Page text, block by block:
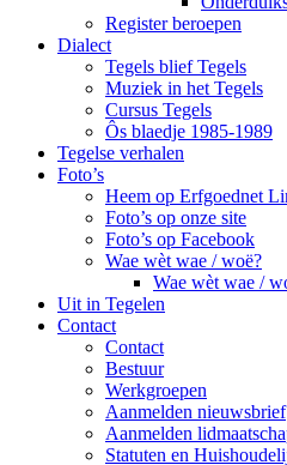
Register beroepen
Dialect
Tegels blief Tegels
Muziek in het Tegels
Cursus Tegels
Ôs blaedje 1985-1989
Tegelse verhalen
Foto’s
Heem op Erfgoednet
Foto’s op onze site
Foto’s op Facebook
Wae wèt wae / woë?
Wae wèt wae /
Uit in Tegelen
Contact
Contact
Bestuur
Werkgroepen
Aanmelden nieuwsbrief
Aanmelden
Statuten en